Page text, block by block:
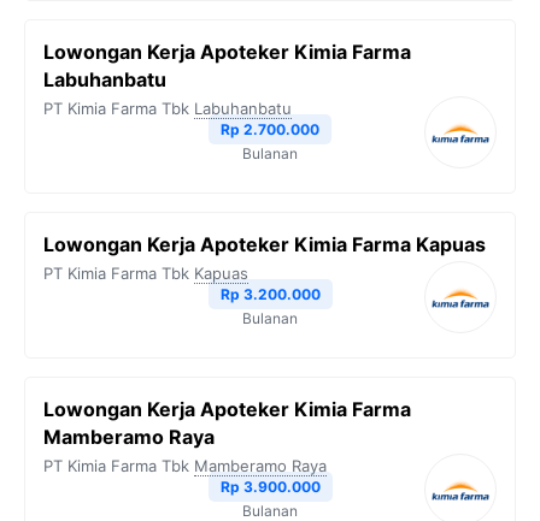
Lowongan Kerja Apoteker Kimia Farma
Labuhanbatu
PT Kimia Farma Tbk Labuhanbatu
Rp 2.700.000
Bulanan
Lowongan Kerja Apoteker Kimia Farma Kapuas
PT Kimia Farma Tbk Kapuas
Rp 3.200.000
Bulanan
Lowongan Kerja Apoteker Kimia Farma
Mamberamo Raya
PT Kimia Farma Tbk Mamberamo Raya
Rp 3.900.000
Bulanan